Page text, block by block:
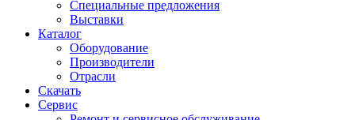
Специальные предложения
Выставки
Каталог
Оборудование
Производители
Отрасли
Скачать
Сервис